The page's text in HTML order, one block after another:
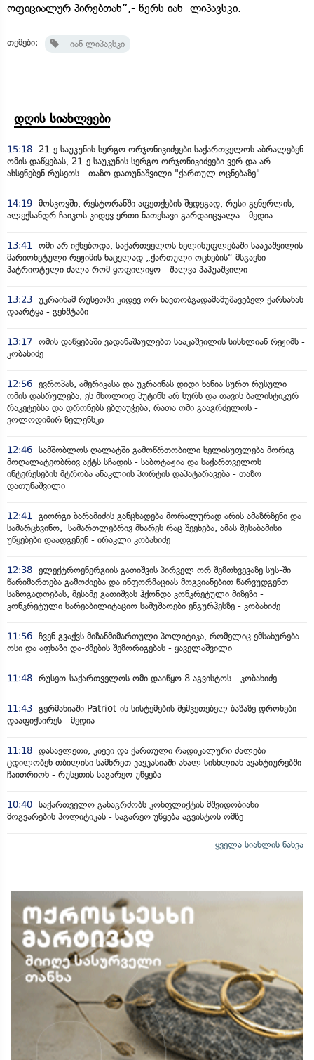
ოფიციალურ პირებთან”,- წერს იან ლიპავსკი.
თემები: იან ლიპავსკი
დღის სიახლეები
15:18
21-ე საუკუნის სერგო ორჯონიკიძეები საქართველოს აბრალებენ
ომის დაწყებას, 21-ე საუკუნის სერგო ორჯონიკიძეები ვერ და არ
ახსენებენ რუსეთს - თაზო დათუნაშვილი "ქართულ ოცნებაზე"
14:19 მოსკოვში, რესტორანში აფეთქების შედეგად, რუსი გენერლის,
ალექსანდრ ჩაიკოს კიდევ ერთი ნათესავი გარდაიცვალა - მედია
13:41
ომი არ იქნებოდა, საქართველოს ხელისუფლებაში სააკაშვილის
მარიონეტული რეჟიმის ნაცვლად „ქართული ოცნების“ მსგავსი
პატრიოტული ძალა რომ ყოფილიყო - შალვა პაპუაშვილი
13:23 უკრაინამ რუსეთში კიდევ ორ ნავთობგადამამუშავებელ ქარხანას
დაარტყა - გენშტაბი
13:17 ომის დაწყებაში ვადანაშაულებთ სააკაშვილის სისხლიან რეჟიმს -
კობახიძე
12:56 ევროპას, ამერიკასა და უკრაინას დიდი ხანია სურთ რუსული
ომის დასრულება, ეს მხოლოდ პუტინს არ სურს და თავის ბალისტიკურ
რაკეტებსა და დრონებს ებღაუჭება, რათა ომი გააგრძელოს -
ვოლოდიმირ ზელენსკი
12:46 სამშობლოს ღალატში გამოწრთობილი ხელისუფლება მორიგ
მოღალატეობრივ აქტს სჩადის - საბოტაჟია და საქართველოს
ინტერესების მტრობა ანაკლიის პორტის დაპატარავება - თაზო
დათუნაშვილი
12:41
გიორგი ბარამიძის განცხადება მორალურად არის ამაზრზენი და
სამარცხვინო, სამართლებრივ მხარეს რაც შეეხება, ამას შესაბამისი
უწყებები დაადგენენ - ირაკლი კობახიძე
12:38 ელექტროენერგიის გათიშვის პირველ ორ შემთხვევაზე სუს-ში
წარიმართება გამოძიება და ინფორმაციას მოგვიანებით წარვუდგენთ
საზოგადოებას, მესამე გათიშვას ჰქონდა კონკრეტული მიზეზი -
კონკრეტული სარეაბილიტაციო სამუშაოები ენგურჰესზე - კობახიძე
11:56 ჩვენ გვაქვს მიზანმიმართული პოლიტიკა, რომელიც ემსახურება
ოსი და აფხაზი და-ძმების შემორიგებას - ყაველაშვილი
11:48 რუსეთ-საქართველოს ომი დაიწყო 8 აგვისტოს - კობახიძე
11:43 გერმანიაში Patriot-ის სისტემების შემკეთებელ ბაზაზე დრონები
დააფიქსირეს - მედია
11:18 დასავლეთი, კიევი და ქართული რადიკალური ძალები
ცდილობენ თბილისი სამხრეთ კავკასიაში ახალ სისხლიან ავანტიურებში
ჩაითრიონ - რუსეთის საგარეო უწყება
10:40 საქართველო განაგრძობს კონფლიქტის მშვიდობიანი
მოგვარების პოლიტიკას - საგარეო უწყება აგვისტოს ომზე
ყველა სიახლის ნახვა